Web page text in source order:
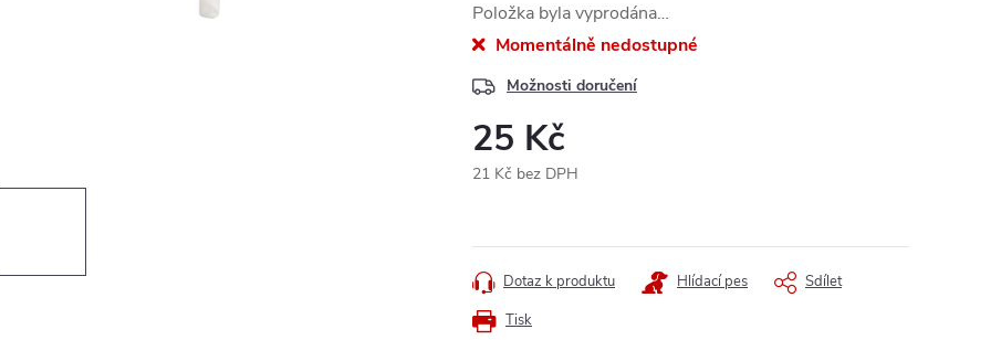
Položka byla vyprodána…
Momentálně nedostupné
Možnosti doručení
25 Kč
21 Kč bez DPH
Tisk
Dotaz k produktu Hlídací pes Sdílet